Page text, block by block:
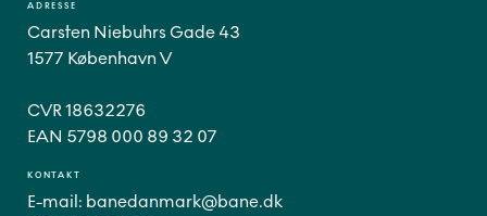
ADRESSE
Carsten Niebuhrs Gade 43
1577 København V
CVR 18632276
EAN 5798 000 89 32 07
KONTAKT
E-mail: banedanmark@bane.dk